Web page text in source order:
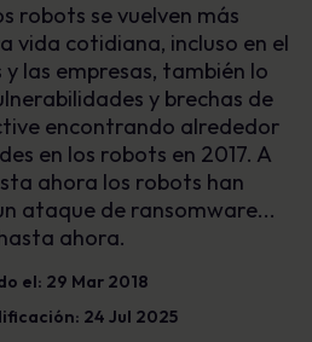
robots se vuelven más
vida cotidiana, incluso en el
las empresas, también lo
y brechas de
encontrando alrededor
en los robots en 2017. A
ahora los robots han
ataque de ransomware...
ahora.
el: 29 Mar 2018
24 Jul 2025